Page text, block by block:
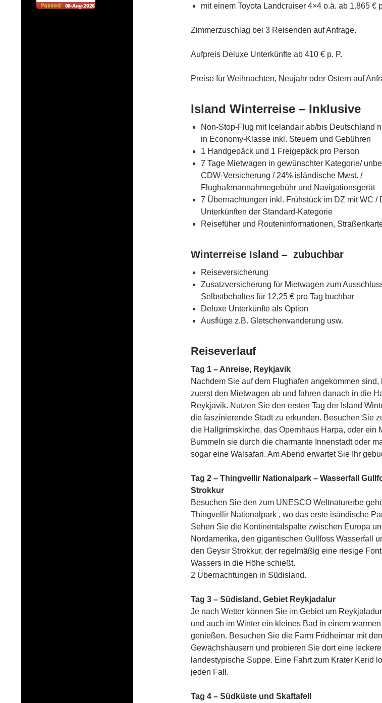
mit einem Toyota Landcruiser 4×4 o.ä. ab 1.865 €
Zimmerzuschlag bei 3 Reisenden auf Anfrage.
Aufpreis Deluxe Unterkünfte ab 410 € p. P.
Preise für Weihnachten, Neujahr oder Ostern auf
Island Winterreise – Inklusive
Non-Stop-Flug mit Icelandair ab/bis Deutschland
in Economy-Klasse inkl. Steuern und Gebühren
1 Handgepäck und 1 Freigepäck pro Person
7 Tage Mietwagen in gewünschter Kategorie/
CDW-Versicherung / 24% isländische Mwst. /
Flughafenannahmegebühr und Navigationsgerät
7 Übernachtungen inkl. Frühstück im DZ mit WC /
Unterkünften der Standard-Kategorie
Reisefüher und Routeninformationen,
Winterreise Island – zubuchbar
Reiseversicherung
Zusatzversicherung für Mietwagen zum
Selbstbehaltes für 12,25 € pro Tag buchbar
Deluxe Unterkünfte als Option
Ausflüge z.B. Gletscherwanderung usw.
Reiseverlauf
Tag 1 – Anreise, Reykjavik
Nachdem Sie auf dem Flughafen angekommen sind,
zuerst den Mietwagen ab und fahren danach in die
Reykjavik. Nutzen Sie den ersten Tag der Island
die faszinierende Stadt zu erkunden. Besuchen Sie
die Hallgrimskirche, das Opernhaus Harpa, oder ein
Bummeln sie durch die charmante Innenstadt oder
sogar eine Walsafari. Am Abend erwartet Sie Ihr
Tag 2 – Thingvellir Nationalpark – Wasserfall
Strokkur
Besuchen Sie den zum UNESCO Weltnaturerbe
Thingvellir Nationalpark , wo das erste isändische
Sehen Sie die Kontinentalspalte zwischen Europa
Nordamerika, den gigantischen Gullfoss Wasserfall
den Geysir Strokkur, der regelmäßig eine riesige
Wassers in die Höhe schießt.
2 Übernachtungen in Südisland.
Tag 3 – Südisland, Gebiet Reykjadalur
Je nach Wetter können Sie im Gebiet um
und auch im Winter ein kleines Bad in einem
genießen. Besuchen Sie die Farm Fridheimar mit den
Gewächshäusern und probieren Sie dort eine leckere
landestypische Suppe. Eine Fahrt zum Krater Kerid
jeden Fall.
Tag 4 – Südküste und Skaftafell